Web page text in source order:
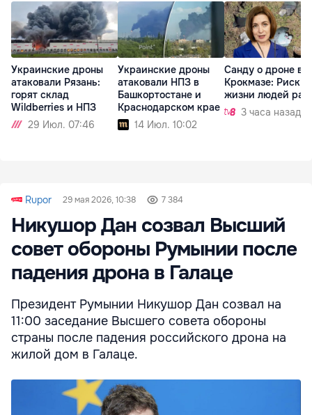
Украинские дроны
атаковали Рязань:
горят склад
Wildberries и НПЗ
29 Июл. 07:46
Украинские дроны
атаковали НПЗ в
Башкортостане и
Краснодарском крае
14 Июл. 10:02
Санду о дроне в
Крокмазе: Риск
жизни людей
3 часа назад
Rupor 29 мая 2026, 10:38 7 384
Никушор Дан созвал Высший
совет обороны Румынии после
падения дрона в Галаце
Президент Румынии Никушор Дан созвал на
11:00 заседание Высшего совета обороны
страны после падения российского дрона на
жилой дом в Галаце.